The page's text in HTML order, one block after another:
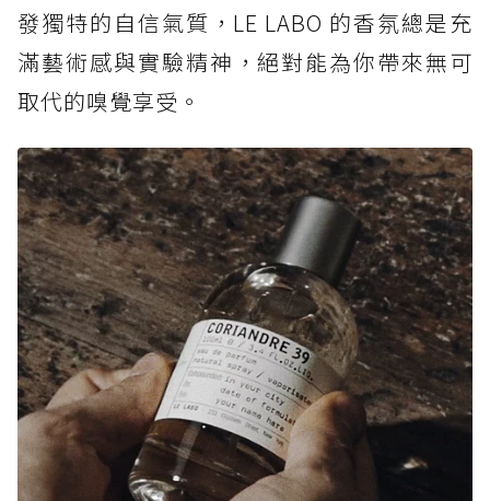
發獨特的自信氣質，LE LABO 的香氛總是充
滿藝術感與實驗精神，絕對能為你帶來無可
取代的嗅覺享受。